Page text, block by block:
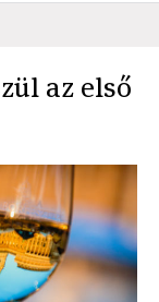
az első